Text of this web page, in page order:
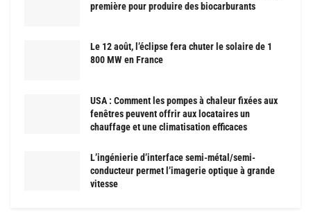
première pour produire des biocarburants
Le 12 août, l’éclipse fera chuter le solaire de 1
800 MW en France
USA : Comment les pompes à chaleur fixées aux
fenêtres peuvent offrir aux locataires un
chauffage et une climatisation efficaces
L’ingénierie d’interface semi-métal/semi-
conducteur permet l’imagerie optique à grande
vitesse